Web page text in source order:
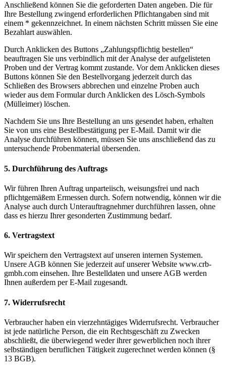
Anschließend können Sie die geforderten Daten angeben. Die für
Ihre Bestellung zwingend erforderlichen Pflichtangaben sind mit
einem * gekennzeichnet. In einem nächsten Schritt müssen Sie eine
Bezahlart auswählen.
Durch Anklicken des Buttons „Zahlungspflichtig bestellen“
beauftragen Sie uns verbindlich mit der Analyse der aufgelisteten
Proben und der Vertrag kommt zustande. Vor dem Anklicken dieses
Buttons können Sie den Bestellvorgang jederzeit durch das
Schließen des Browsers abbrechen und einzelne Proben auch
wieder aus dem Formular durch Anklicken des Lösch-Symbols
(Mülleimer) löschen.
Nachdem Sie uns Ihre Bestellung an uns gesendet haben, erhalten
Sie von uns eine Bestellbestätigung per E-Mail. Damit wir die
Analyse durchführen können, müssen Sie uns anschließend das zu
untersuchende Probenmaterial übersenden.
5. Durchführung des Auftrags
Wir führen Ihren Auftrag unparteiisch, weisungsfrei und nach
pflichtgemäßem Ermessen durch. Sofern notwendig, können wir die
Analyse auch durch Unterauftragnehmer durchführen lassen, ohne
dass es hierzu Ihrer gesonderten Zustimmung bedarf.
6. Vertragstext
Wir speichern den Vertragstext auf unseren internen Systemen.
Unsere AGB können Sie jederzeit auf unserer Website www.crb-
gmbh.com einsehen. Ihre Bestelldaten und unsere AGB werden
Ihnen außerdem per E-Mail zugesandt.
7. Widerrufsrecht
Verbraucher haben ein vierzehntägiges Widerrufsrecht. Verbraucher
ist jede natürliche Person, die ein Rechtsgeschäft zu Zwecken
abschließt, die überwiegend weder ihrer gewerblichen noch ihrer
selbständigen beruflichen Tätigkeit zugerechnet werden können (§
13 BGB).